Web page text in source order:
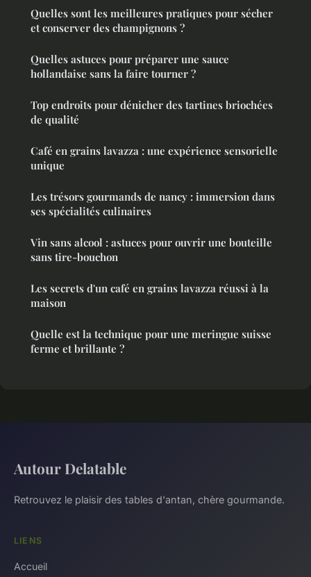
Quelles sont les meilleures pratiques pour sécher
et conserver des champignons ?
Quelles astuces pour préparer une sauce
hollandaise sans la faire tourner ?
Top endroits pour dénicher des tartines briochées
de qualité
Café en grains lavazza : une expérience sensorielle
unique
Les trésors gourmands de nancy : immersion dans
ses spécialités culinaires
Vin sans alcool : astuces pour ouvrir une bouteille
sans tire-bouchon
Les secrets d'un café en grains lavazza réussi à la
maison
Quelle est la technique pour une meringue suisse
ferme et brillante ?
Autour Delatable
Retrouvez le plaisir des tables d'antan, chère gourmande.
LIENS
Accueil